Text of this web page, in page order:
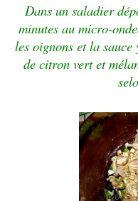
Dans un saladier
minutes au micro-
les oignons et la
de citron vert et